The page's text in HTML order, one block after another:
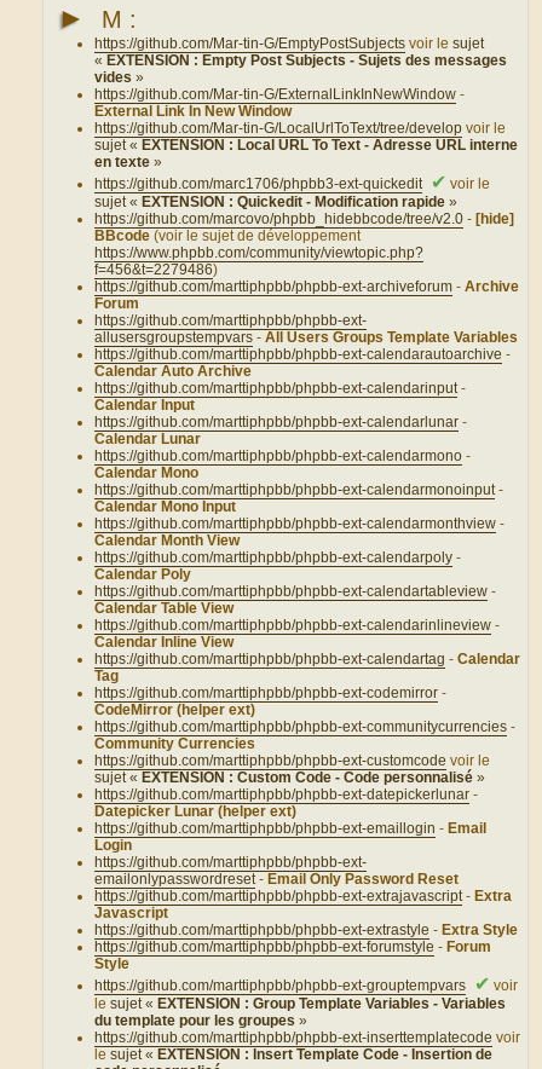
► M :
https://github.com/Mar-tin-G/EmptyPostSubjects voir lesujet
« EXTENSION : Empty Post Subjects - Sujets des messages
vides»
https://github.com/Mar-tin-G/ExternalLinkInNewWindow -
External Link In New Window
https://github.com/Mar-tin-G/LocalUrlToText/tree/develop voir le
sujet « EXTENSION : Local URL To Text - Adresse URL interne
en texte»
https://github.com/marc1706/phpbb3-ext-quickedit
✔ voir le
sujet « EXTENSION : Quickedit - Modification rapide»
https://github.com/marcovo/phpbb_hidebbcode/tree/v2.0 - [hide]
BBcode (voir le sujet de développement
https://www.phpbb.com/community/viewtopic.php?
f=456&t=2279486)
https://github.com/marttiphpbb/phpbb-ext-archiveforum -Archive
Forum
https://github.com/marttiphpbb/phpbb-ext-
allusersgroupstempvars -All Users Groups Template Variables
https://github.com/marttiphpbb/phpbb-ext-calendarautoarchive -
Calendar Auto Archive
https://github.com/marttiphpbb/phpbb-ext-calendarinput-
Calendar Input
https://github.com/marttiphpbb/phpbb-ext-calendarlunar -
Calendar Lunar
https://github.com/marttiphpbb/phpbb-ext-calendarmono -
Calendar Mono
https://github.com/marttiphpbb/phpbb-ext-calendarmonoinput-
Calendar Mono Input
https://github.com/marttiphpbb/phpbb-ext-calendarmonthview -
Calendar Month View
https://github.com/marttiphpbb/phpbb-ext-calendarpoly -
Calendar Poly
https://github.com/marttiphpbb/phpbb-ext-calendartableview -
Calendar Table View
https://github.com/marttiphpbb/phpbb-ext-calendarinlineview -
Calendar Inline View
https://github.com/marttiphpbb/phpbb-ext-calendartag -Calendar
Tag
https://github.com/marttiphpbb/phpbb-ext-codemirror -
CodeMirror (helper ext)
https://github.com/marttiphpbb/phpbb-ext-communitycurrencies -
Community Currencies
https://github.com/marttiphpbb/phpbb-ext-customcode voir le
sujet « EXTENSION : Custom Code - Code personnalisé»
https://github.com/marttiphpbb/phpbb-ext-datepickerlunar -
Datepicker Lunar (helper ext)
https://github.com/marttiphpbb/phpbb-ext-emaillogin - Email
Login
https://github.com/marttiphpbb/phpbb-ext-
emailonlypasswordreset- Email Only Password Reset
https://github.com/marttiphpbb/phpbb-ext-extrajavascript- Extra
Javascript
https://github.com/marttiphpbb/phpbb-ext-extrastyle - Extra Style
https://github.com/marttiphpbb/phpbb-ext-forumstyle - Forum
Style
https://github.com/marttiphpbb/phpbb-ext-grouptempvars
✔ voir
lesujet « EXTENSION : Group Template Variables - Variables
du template pour les groupes»
https://github.com/marttiphpbb/phpbb-ext-inserttemplatecode voir
lesujet « EXTENSION : Insert Template Code - Insertion de